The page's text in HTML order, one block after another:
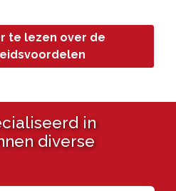
te lezen over de
in
diverse